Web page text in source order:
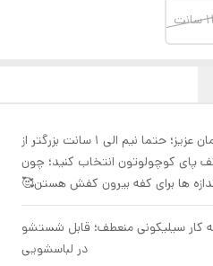
مامان عزیز؛ حتما نیم الی ۱ سانت بزرگتر از
پای کوچولوتون انتخاب کنید؛ چون
ها برای کفه بیرون کفش هستن🥰
کار سیلیکونی منعطف؛ قابل شستشو
در لباسشویی